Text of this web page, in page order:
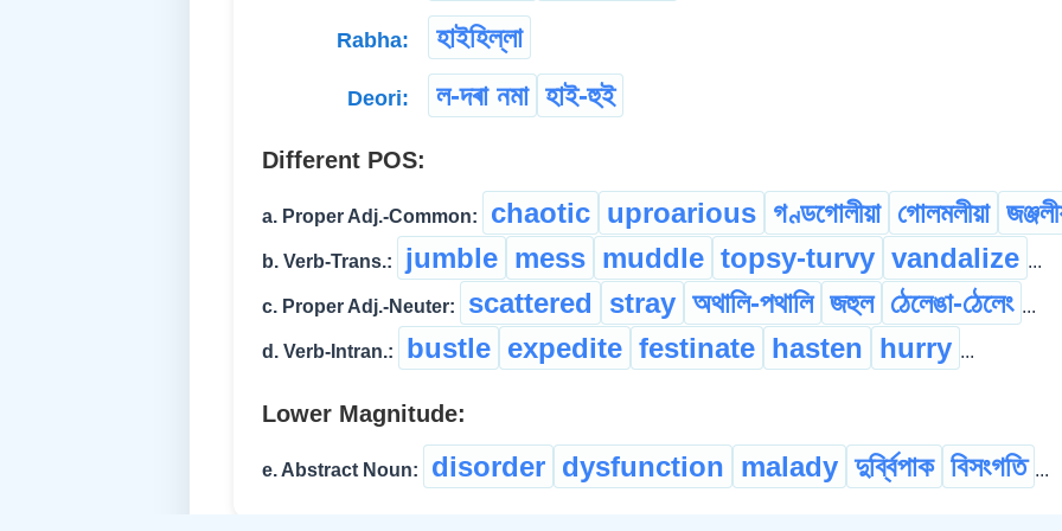
Rabha: হাইহিল্লা
Deori: ল-দৰা নমা হাই-হুই
Different POS:
a. Proper Adj.-Common: chaotic uproarious গণ্ডগোলীয়া গোলমলীয়া
b. Verb-Trans.: jumble mess muddle topsy-turvy vandalize ...
c. Proper Adj.-Neuter: scattered stray অথালি-পথালি জহুল ঠেলেঙা-ঠেলেং ...
d. Verb-Intran.: bustle expedite festinate hasten hurry ...
Lower Magnitude:
e. Abstract Noun: disorder dysfunction malady দুৰ্ব্বিপাক বিসংগতি ...